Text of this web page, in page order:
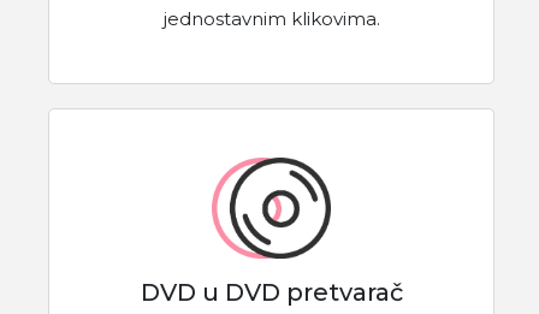
jednostavnim klikovima.
DVD u DVD pretvarač